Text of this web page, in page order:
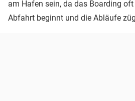
am Hafen sein, da das Boarding
Abfahrt beginnt und die Abläufe